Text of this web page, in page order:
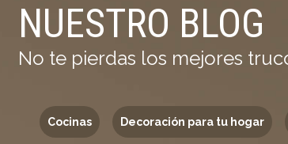
NUESTRO BLOG
No te pierdas los mejores
Cocinas Decoración para tu hogar